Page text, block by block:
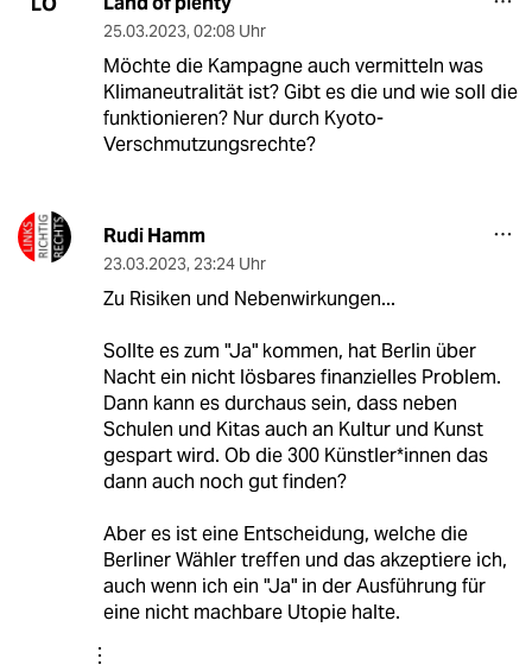
25.03.2023, 02:08 Uhr
Möchte die Kampagne auch vermitteln was
Klimaneutralität ist? Gibt es die und wie soll die
funktionieren? Nur durch Kyoto-
Verschmutzungsrechte?
Rudi Hamm
23.03.2023, 23:24 Uhr
Zu Risiken und Nebenwirkungen...
Sollte es zum "Ja" kommen, hat Berlin über
Nacht ein nicht lösbares finanzielles Problem.
Dann kann es durchaus sein, dass neben
Schulen und Kitas auch an Kultur und Kunst
gespart wird. Ob die 300 Künstler*innen das
dann auch noch gut finden?
Aber es ist eine Entscheidung, welche die
Berliner Wähler treffen und das akzeptiere ich,
auch wenn ich ein "Ja" in der Ausführung für
eine nicht machbare Utopie halte.